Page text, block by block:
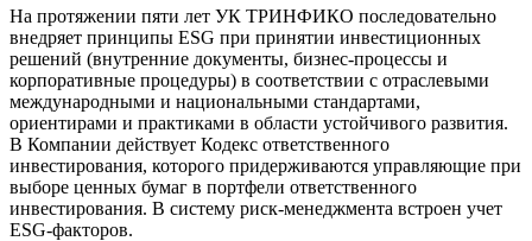
На протяжении пяти лет УК ТРИНФИКО последовательно
внедряет принципы ESG при принятии инвестиционных
решений (внутренние документы, бизнес-процессы и
корпоративные процедуры) в соответствии с отраслевыми
международными и национальными стандартами,
ориентирами и практиками в области устойчивого развития.
В Компании действует Кодекс ответственного
инвестирования, которого придерживаются управляющие при
выборе ценных бумаг в портфели ответственного
инвестирования. В систему риск-менеджмента встроен учет
ESG-факторов.